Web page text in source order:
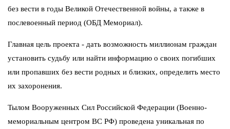
без вести в годы Великой Отечественной войны, а также в
послевоенный период (ОБД Мемориал).
Главная цель проекта - дать возможность миллионам граждан
установить судьбу или найти информацию о своих погибших
или пропавших без вести родных и близких, определить место
их захоронения.
Тылом Вооруженных Сил Российской Федерации (Военно-
мемориальным центром ВС РФ) проведена уникальная по